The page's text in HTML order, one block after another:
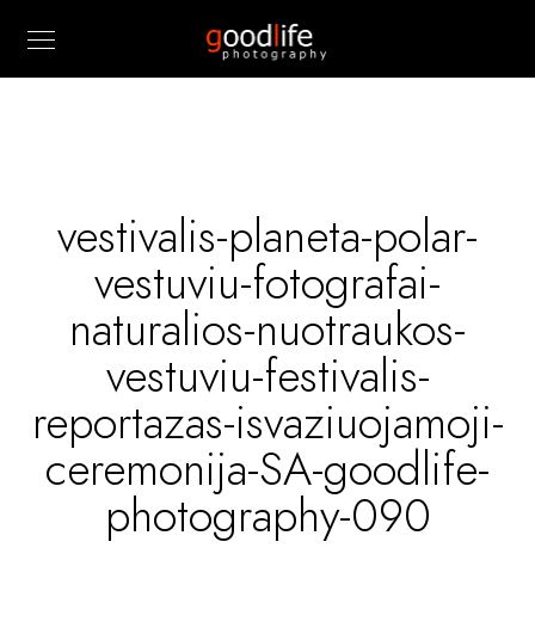
vestivalis-planeta-polar-
vestuviu-fotografai-
naturalios-nuotraukos-
vestuviu-festivalis-
reportazas-isvaziuojamoji-
ceremonija-SA-goodlife-
photography-090